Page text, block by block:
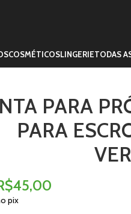
COSMÉTICOSLINGERIETODAS
PARA
PARA
45,00
pix